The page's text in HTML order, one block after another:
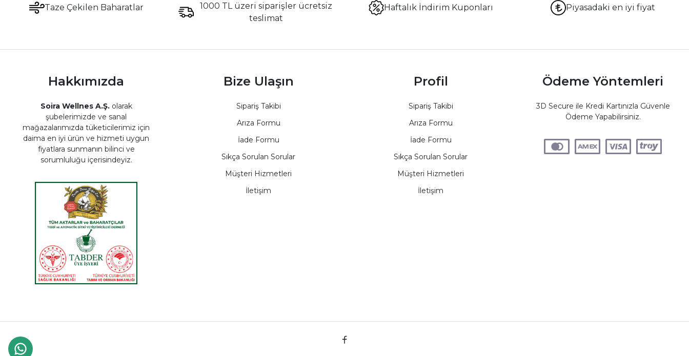
Taze Çekilen Baharatlar
1000 TL üzeri siparişler ücretsiz
teslimat
Haftalık İndirim Kuponları Piyasadaki en iyi fiyat
Hakkımızda
Soira Wellnes A.Ş.olarak
şubelerimizde ve sanal
mağazalarımızda tüketicilerimiz için
daima en iyi ürün ve hizmeti uygun
fiyatlara sunmanın bilinci ve
sorumluluğu içerisindeyiz.
Bize Ulaşın
Sipariş Takibi
Arıza Formu
İade Formu
Sıkça Sorulan Sorular
Müşteri Hizmetleri
İletişim
Profil
Sipariş Takibi
Arıza Formu
İade Formu
Sıkça Sorulan Sorular
Müşteri Hizmetleri
İletişim
Ödeme Yöntemleri
3D Secure ile Kredi Kartınızla Güvenle
Ödeme Yapabilirsiniz.